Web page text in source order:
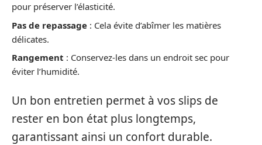
pour préserver l’élasticité.
Pas de repassage : Cela évite d’abîmer les matières
délicates.
Rangement : Conservez-les dans un endroit sec pour
éviter l’humidité.
Un bon entretien permet à vos slips de
rester en bon état plus longtemps,
garantissant ainsi un confort durable.